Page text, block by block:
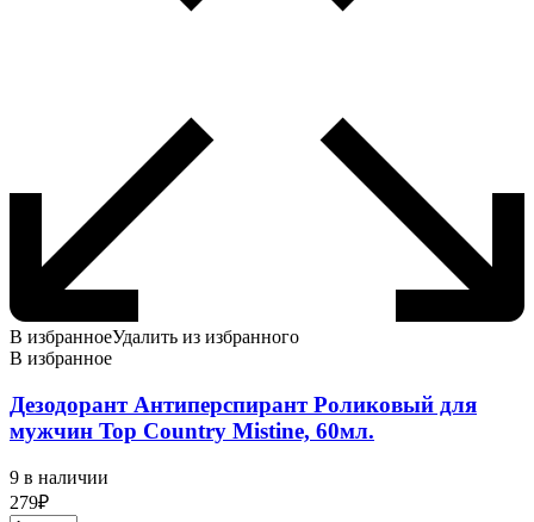
В избранноеУдалить из избранного
В избранное
Дезодорант Антиперспирант Роликовый для
мужчин Top Country Mistine, 60мл.
9 в наличии
279₽